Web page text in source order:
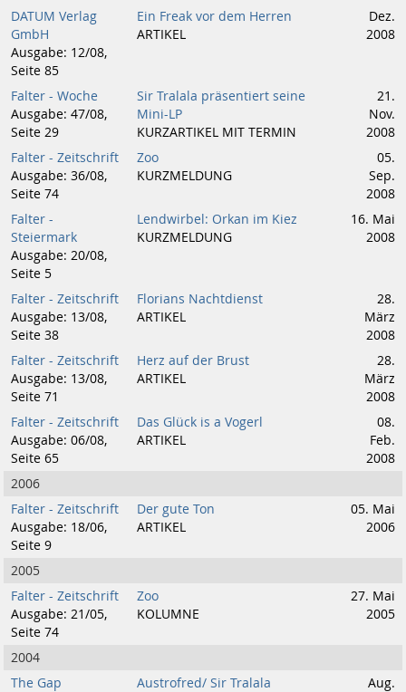
DATUM Verlag
GmbH
Ausgabe: 12/08,
Seite 85
Ein Freak vor dem Herren
ARTIKEL
Dez.
2008
Falter - Woche
Ausgabe: 47/08,
Seite 29
Sir Tralala präsentiert seine
Mini-LP
KURZARTIKEL MIT TERMIN
21.
Nov.
2008
Falter - Zeitschrift
Ausgabe: 36/08,
Seite 74
Zoo
KURZMELDUNG
05.
Sep.
2008
Falter -
Steiermark
Ausgabe: 20/08,
Seite 5
Lendwirbel: Orkan im Kiez
KURZMELDUNG
16. Mai
2008
Falter - Zeitschrift
Ausgabe: 13/08,
Seite 38
Florians Nachtdienst
ARTIKEL
28.
März
2008
Falter - Zeitschrift
Ausgabe: 13/08,
Seite 71
Herz auf der Brust
ARTIKEL
28.
März
2008
Falter - Zeitschrift
Ausgabe: 06/08,
Seite 65
Das Glück is a Vogerl
ARTIKEL
08.
Feb.
2008
2006
Falter - Zeitschrift
Ausgabe: 18/06,
Seite 9
Der gute Ton
ARTIKEL
05. Mai
2006
2005
Falter - Zeitschrift
Ausgabe: 21/05,
Seite 74
Zoo
KOLUMNE
27. Mai
2005
2004
The Gap
Austrofred/ Sir Tralala
Aug.